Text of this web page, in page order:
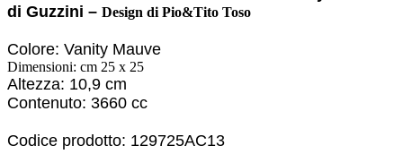
di Guzzini – Design di Pio&Tito Toso
Colore: Vanity Mauve
Dimensioni: cm 25 x 25
Altezza: 10,9 cm
Contenuto: 3660 cc
Codice prodotto: 129725AC13